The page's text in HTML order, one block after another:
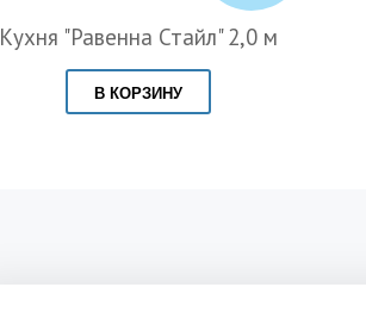
Кухня "Равенна Стайл" 2,0 м
В КОРЗИНУ